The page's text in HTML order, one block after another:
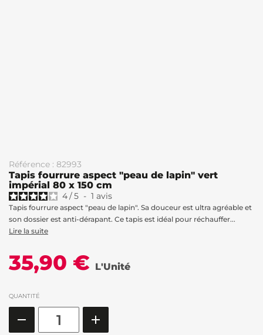
Référence : 82993
Tapis fourrure aspect "peau de lapin" vert
impérial 80 x 150 cm
4/5 - 1 avis
Tapis fourrure aspect "peau de lapin". Sa douceur est ultra agréable et
son dossier est anti-dérapant. Ce tapis est idéal pour réchauffer...
Lire la suite
35,90 € L'Unité
QUANTITÉ